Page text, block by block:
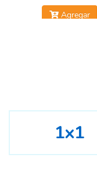
Agregar
1x1